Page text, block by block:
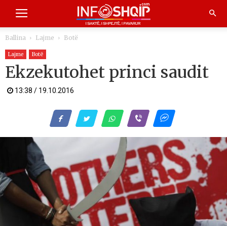
Ballina Lajme Botë
Lajme Botë
Ekzekutohet princi saudit
13:38 / 19.10.2016